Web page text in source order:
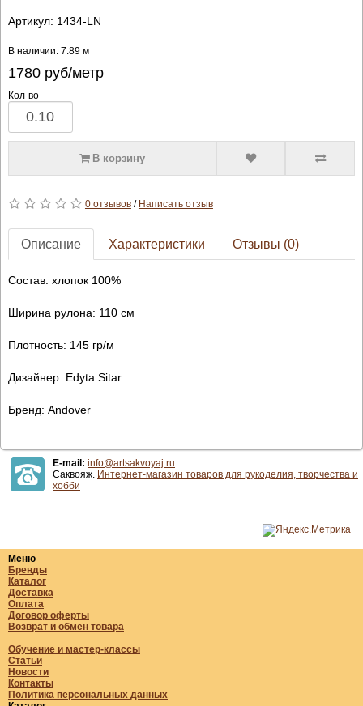
Артикул: 1434-LN
В наличии: 7.89 м
1780руб/метр
Кол-во
В корзину
0 отзывов/ Написать отзыв
Описание Характеристики Отзывы (0)
Состав: хлопок 100%
Ширина рулона: 110 см
Плотность: 145 гр/м
Дизайнер: Edyta Sitar
Бренд: Andover
E-mail: info@artsakvoyaj.ru
Саквояж. Интернет-магазин товаров для рукоделия, творчества и
хобби
Меню
Бренды
Каталог
Доставка
Оплата
Договор оферты
Возврат и обмен товара
Обучение и мастер-классы
Статьи
Новости
Контакты
Политика персональных данных